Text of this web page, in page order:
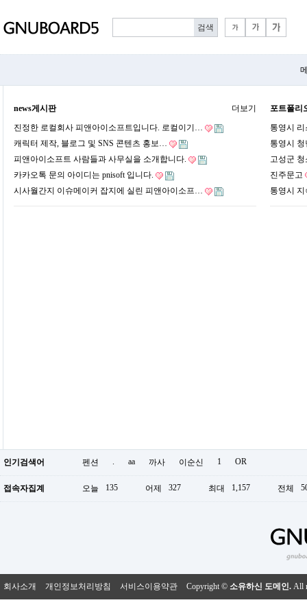
news게시판
진정한 로컬회사 피앤아이소프트입니다. 로컬이기…
캐릭터 제작, 블로그 및 SNS 콘텐츠 홍보…
피앤아이소프트 사람들과 사무실을 소개합니다.
카카오톡 문의 아이디는 pnisoft 입니다.
시사월간지 이슈메이커 잡지에 실린 피앤아이소프…
더보기
포트폴리
통영시
통영시
고성군
진주문고
통영시
인기검색어 펜션 . aa 까사 이순신 1 OR
접속자집계 오늘 135 어제 327 최대 1,157 전체
회사소개 개인정보처리방침 서비스이용약관 Copyright © 소유하신 도메인. All